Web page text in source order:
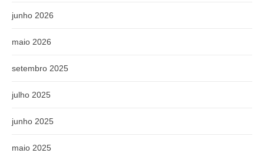
junho 2026
maio 2026
setembro 2025
julho 2025
junho 2025
maio 2025